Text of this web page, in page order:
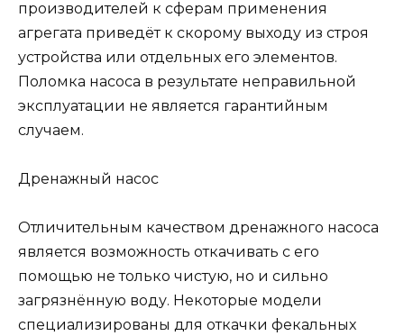
производителей к сферам применения
агрегата приведёт к скорому выходу из строя
устройства или отдельных его элементов.
Поломка насоса в результате неправильной
эксплуатации не является гарантийным
случаем.
Дренажный насос
Отличительным качеством дренажного насоса
является возможность откачивать с его
помощью не только чистую, но и сильно
загрязнённую воду. Некоторые модели
специализированы для откачки фекальных